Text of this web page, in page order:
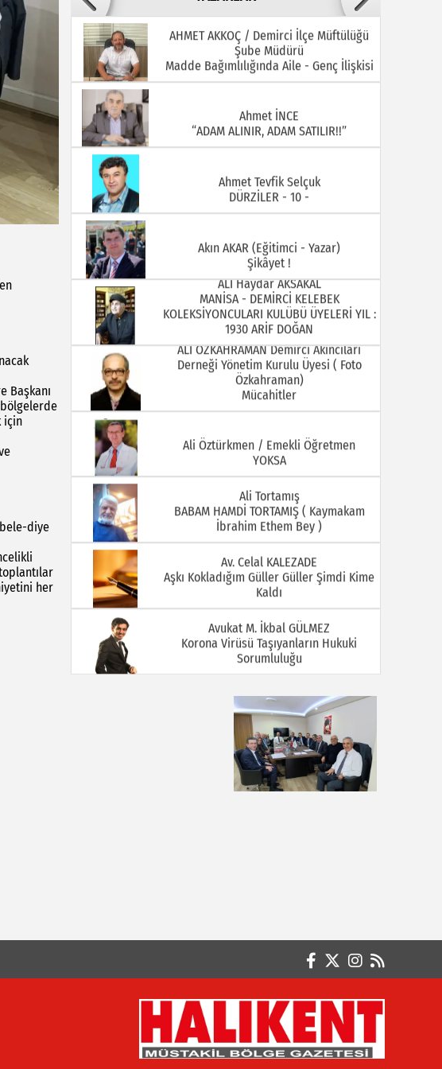
Başkanı
bölgelerde
için
bele-diye
her
22.07.2026 20.07.2026
15.07.2026
08.07.2026 06.07.2026
01.07.2026 29.06.2026
AHMET AKKOÇ / Demirci İlçe Müftülüğü
Şube Müdürü
Madde Bağımlılığında Aile - Genç İlişkisi
Ahmet İNCE
“ADAM ALINIR, ADAM SATILIR!!”
Ahmet Tevfik Selçuk
DÜRZİLER - 10 -
Akın AKAR (Eğitimci - Yazar)
Şikâyet !
ALİ Haydar AKSAKAL
MANİSA - DEMİRCİ KELEBEK
KOLEKSİYONCULARI KULÜBÜ ÜYELERİ YIL :
1930 ARİF DOĞAN
ALİ ÖZKAHRAMAN Demirci Akıncıları
Derneği Yönetim Kurulu Üyesi ( Foto
Özkahraman)
Mücahitler
Ali Öztürkmen / Emekli Öğretmen
YOKSA
Ali Tortamış
BABAM HAMDİ TORTAMIŞ ( Kaymakam
İbrahim Ethem Bey )
Av. Celal KALEZADE
Aşkı Kokladığım Güller Güller Şimdi Kime
Kaldı
Avukat M. İkbal GÜLMEZ
Korona Virüsü Taşıyanların Hukuki
Sorumluluğu
Avukat Sinan YEKREK
FARKINDA MISIN?
Ayten ERKUL
ÇOCUKLARINIZI KORKUTMAYIN
Büşra KARAGÖZ Serbest Muhasebeci /
Mali Müşavir
Paranın En Büyük Düşmanı Enflasyon
Değil, Ertelemektir